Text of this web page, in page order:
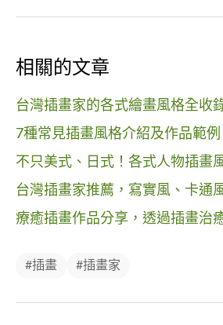
相關的文章
台灣插畫家的各式繪畫風格全收
7種常見插畫風格介紹及作品範例
不只美式、日式！各式人物插畫
台灣插畫家推薦，寫實風、卡通
療癒插畫作品分享，透過插畫治
#插畫 #插畫家